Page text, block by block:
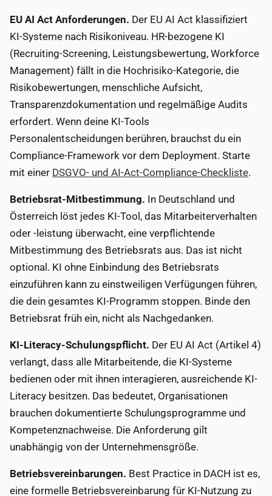
EU AI Act Anforderungen. Der EU AI Act klassifiziert
KI-Systeme nach Risikoniveau. HR-bezogene KI
(Recruiting-Screening, Leistungsbewertung, Workforce
Management) fällt in die Hochrisiko-Kategorie, die
Risikobewertungen, menschliche Aufsicht,
Transparenzdokumentation und regelmäßige Audits
erfordert. Wenn deine KI-Tools
Personalentscheidungen berühren, brauchst du ein
Compliance-Framework vor dem Deployment. Starte
mit einer DSGVO- und AI-Act-Compliance-Checkliste.
Betriebsrat-Mitbestimmung. In Deutschland und
Österreich löst jedes KI-Tool, das Mitarbeiterverhalten
oder -leistung überwacht, eine verpflichtende
Mitbestimmung des Betriebsrats aus. Das ist nicht
optional. KI ohne Einbindung des Betriebsrats
einzuführen kann zu einstweiligen Verfügungen führen,
die dein gesamtes KI-Programm stoppen. Binde den
Betriebsrat früh ein, nicht als Nachgedanken.
KI-Literacy-Schulungspflicht. Der EU AI Act (Artikel 4)
verlangt, dass alle Mitarbeitende, die KI-Systeme
bedienen oder mit ihnen interagieren, ausreichende KI-
Literacy besitzen. Das bedeutet, Organisationen
brauchen dokumentierte Schulungsprogramme und
Kompetenznachweise. Die Anforderung gilt
unabhängig von der Unternehmensgröße.
Betriebsvereinbarungen. Best Practice in DACH ist es,
eine formelle Betriebsvereinbarung für KI-Nutzung zu